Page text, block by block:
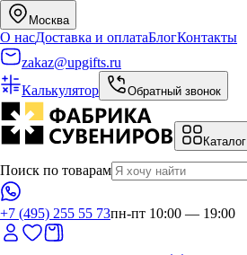
Москва
О насДоставка и оплатаБлогКонтакты
zakaz@upgifts.ru
Калькулятор
Обратный звонок
Каталог
Поиск по товарам
+7 (495) 255 55 73пн-пт 10:00 — 19:00